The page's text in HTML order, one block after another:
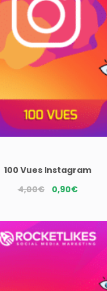
100 Vues Instagram
4,00€ Le
initial
était :
0,90€Le
actuel
est :